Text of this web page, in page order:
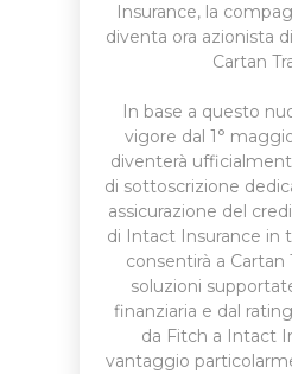
Insurance, la
diventa ora azionista
Cartan
In base a questo
vigore dal 1°
diventerà
di sottoscrizione
assicurazione del
di Intact Insurance in
consentirà a Cartan
soluzioni
finanziaria e dal
da Fitch a Intact
vantaggio